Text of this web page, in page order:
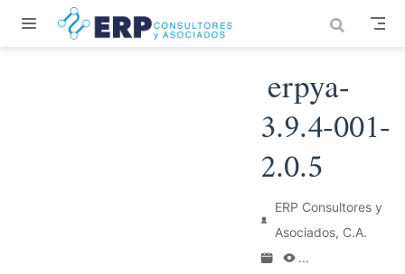
Saltar al contenido principal
erpya-
3.9.4-001-
2.0.5
ERP Consultores y
Asociados, C.A.
...